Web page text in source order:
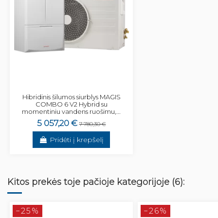
Hibridinis šilumos siurblys MAGIS
COMBO 6 V2 Hybrid su
momentiniu vandens ruošimu,...
5 057,20 € 7 780,30 €
Pridėti į krepšelį
Kitos prekės toje pačioje kategorijoje (6):
−25% −26%